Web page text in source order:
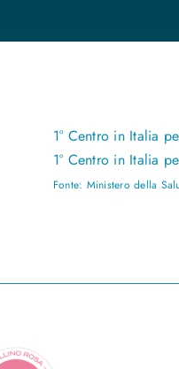
1° Centro in Italia
1° Centro in Italia
Fonte: Ministero della